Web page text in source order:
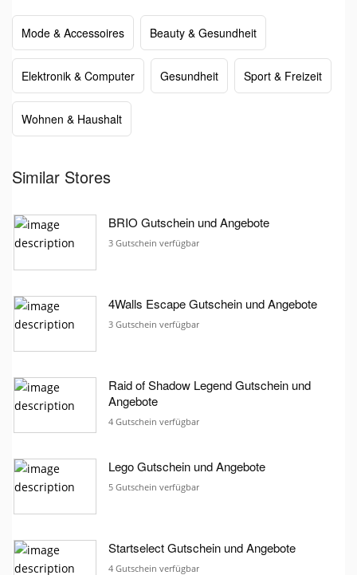
Mode & Accessoires Beauty & Gesundheit
Elektronik & Computer Gesundheit Sport & Freizeit
Wohnen & Haushalt
Similar Stores
BRIO Gutschein und Angebote
3 Gutschein verfügbar
4Walls Escape Gutschein und Angebote
3 Gutschein verfügbar
Raid of Shadow Legend Gutschein und
Angebote
4 Gutschein verfügbar
Lego Gutschein und Angebote
5 Gutschein verfügbar
Startselect Gutschein und Angebote
4 Gutschein verfügbar